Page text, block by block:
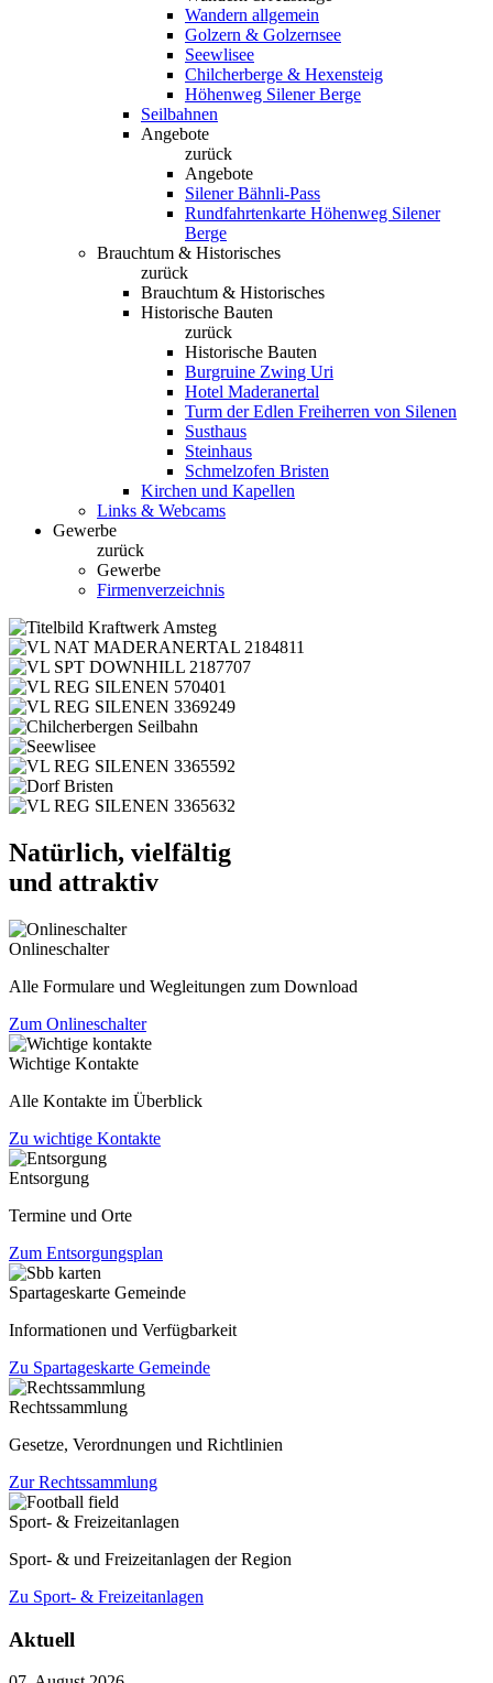
Wandern allgemein
Golzern & Golzernsee
Seewlisee
Chilcherberge & Hexensteig
Höhenweg Silener Berge
Seilbahnen
Angebote
zurück
Angebote
Silener Bähnli-Pass
Rundfahrtenkarte Höhenweg Silener
Berge
Brauchtum & Historisches
zurück
Brauchtum & Historisches
Historische Bauten
zurück
Historische Bauten
Burgruine Zwing Uri
Hotel Maderanertal
Turm der Edlen Freiherren von Silenen
Susthaus
Steinhaus
Schmelzofen Bristen
Kirchen und Kapellen
Links & Webcams
Gewerbe
zurück
Gewerbe
Firmenverzeichnis
Natürlich, vielfältig
und attraktiv
Onlineschalter
Alle Formulare und Wegleitungen zum Download
Zum Onlineschalter
Wichtige Kontakte
Alle Kontakte im Überblick
Zu wichtige Kontakte
Entsorgung
Termine und Orte
Zum Entsorgungsplan
Spartageskarte Gemeinde
Informationen und Verfügbarkeit
Zu Spartageskarte Gemeinde
Rechtssammlung
Gesetze, Verordnungen und Richtlinien
Zur Rechtssammlung
Sport- & Freizeitanlagen
Sport- & und Freizeitanlagen der Region
Zu Sport- & Freizeitanlagen
Aktuell